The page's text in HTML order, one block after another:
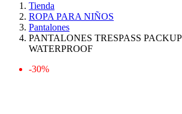
Tienda
ROPA PARA NIÑOS
Pantalones
PANTALONES TRESPASS
WATERPROOF
-30%